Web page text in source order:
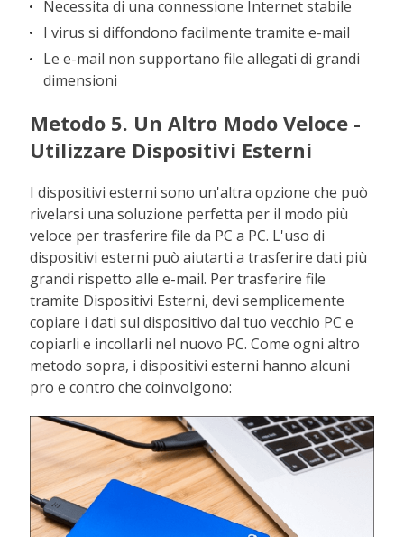
Necessita di una connessione Internet stabile
I virus si diffondono facilmente tramite e-mail
Le e-mail non supportano file allegati di grandi
dimensioni
Metodo 5. Un Altro Modo Veloce -
Utilizzare Dispositivi Esterni
I dispositivi esterni sono un'altra opzione che può
rivelarsi una soluzione perfetta per il modo più
veloce per trasferire file da PC a PC. L'uso di
dispositivi esterni può aiutarti a trasferire dati più
grandi rispetto alle e-mail. Per trasferire file
tramite Dispositivi Esterni, devi semplicemente
copiare i dati sul dispositivo dal tuo vecchio PC e
copiarli e incollarli nel nuovo PC. Come ogni altro
metodo sopra, i dispositivi esterni hanno alcuni
pro e contro che coinvolgono: